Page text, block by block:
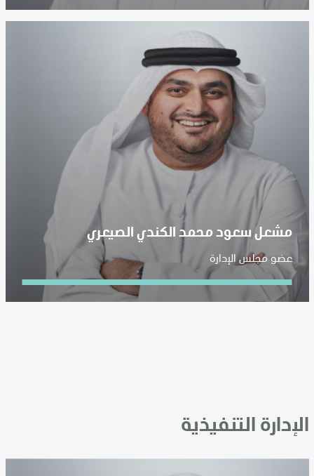
مشعل سعود محمد الكندي الصيعري
عضو مجلس الإدارة
الإدارة التنفيذية